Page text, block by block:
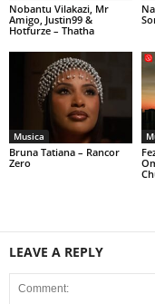
Nobantu Vilakazi, Mr
Amigo, Justin99 &
Hotfurze – Thatha
Musica
Bruna Tatiana – Rancor
Zero
LEAVE A REPLY